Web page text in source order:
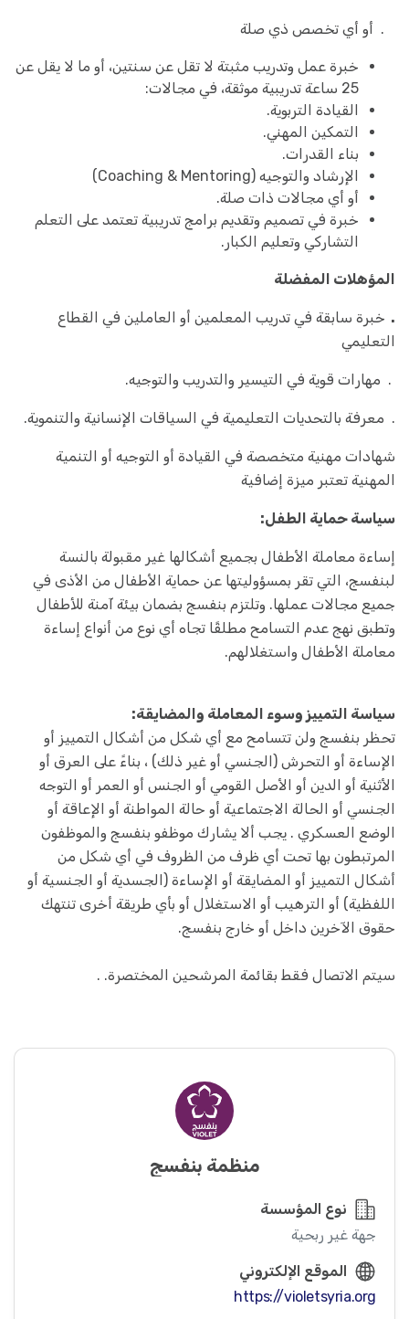
. أو أي تخصص ذي صلة
خبرة عمل وتدريب مثبتة لا تقل عن سنتين، أو ما لا يقل عن
25 ساعة تدريبية موثقة، في مجالات:
القيادة التربوية.
التمكين المهني.
بناء القدرات.
الإرشاد والتوجيه (Coaching & Mentoring)
أو أي مجالات ذات صلة.
خبرة في تصميم وتقديم برامج تدريبية تعتمد على التعلم
التشاركي وتعليم الكبار.
المؤهلات المفضلة
. خبرة سابقة في تدريب المعلمين أو العاملين في القطاع
التعليمي
. مهارات قوية في التيسير والتدريب والتوجيه.
. معرفة بالتحديات التعليمية في السياقات الإنسانية والتنموية.
شهادات مهنية متخصصة في القيادة أو التوجيه أو التنمية
المهنية تعتبر ميزة إضافية
سياسة حماية الطفل:
إساءة معاملة الأطفال بجميع أشكالها غير مقبولة بالنسة
لبنفسج، التي تقر بمسؤوليتها عن حماية الأطفال من الأذى في
جميع مجالات عملها. وتلتزم بنفسج بضمان بيئة آمنة للأطفال
وتطبق نهج عدم التسامح مطلقًا تجاه أي نوع من أنواع إساءة
معاملة الأطفال واستغلالهم.
سياسة التمييز وسوء المعاملة والمضايقة:
تحظر بنفسج ولن تتسامح مع أي شكل من أشكال التمييز أو
الإساءة أو التحرش (الجنسي أو غير ذلك) ، بناءً على العرق أو
الأثنية أو الدين أو الأصل القومي أو الجنس أو العمر أو التوجه
الجنسي أو الحالة الاجتماعية أو حالة المواطنة أو الإعاقة أو
الوضع العسكري . يجب ألا يشارك موظفو بنفسج والموظفون
المرتبطون بها تحت أي ظرف من الظروف في أي شكل من
أشكال التمييز أو المضايقة أو الإساءة (الجسدية أو الجنسية أو
اللفظية) أو الترهيب أو الاستغلال أو بأي طريقة أخرى تنتهك
حقوق الآخرين داخل أو خارج بنفسج.
سيتم الاتصال فقط بقائمة المرشحين المختصرة. .
منظمة بنفسج
نوع المؤسسة
جهة غير ربحية
الموقع الإلكتروني
https://violetsyria.org